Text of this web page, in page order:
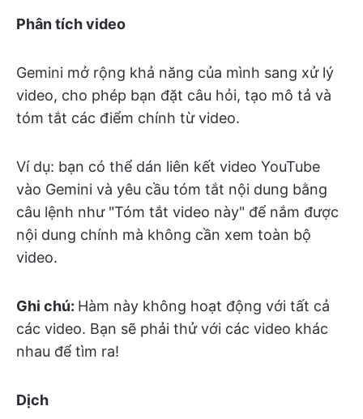
Phân tích video
Gemini mở rộng khả năng của mình sang xử lý
video, cho phép bạn đặt câu hỏi, tạo mô tả và
tóm tắt các điểm chính từ video.
Ví dụ: bạn có thể dán liên kết video YouTube
vào Gemini và yêu cầu tóm tắt nội dung bằng
câu lệnh như "Tóm tắt video này" để nắm được
nội dung chính mà không cần xem toàn bộ
video.
Ghi chú: Hàm này không hoạt động với tất cả
các video. Bạn sẽ phải thử với các video khác
nhau để tìm ra!
Dịch